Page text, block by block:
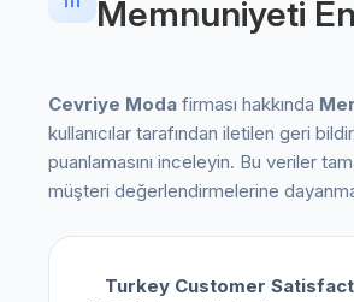
Memnuniyeti
Cevriye Moda firması hakkında
kullanıcılar tarafından iletilen geri
puanlamasını inceleyin. Bu veriler
müşteri değerlendirmelerine
Turkey Customer